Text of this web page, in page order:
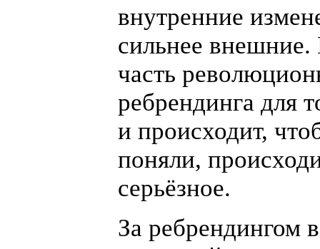
внутренние
сильнее
часть
ребрендинга для
и происходит,
поняли,
серьёзное.
За ребрендингом